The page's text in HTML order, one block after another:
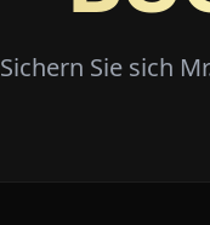
Sichern Sie sich